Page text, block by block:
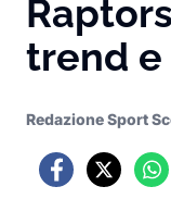
trend e
Redazione Sport